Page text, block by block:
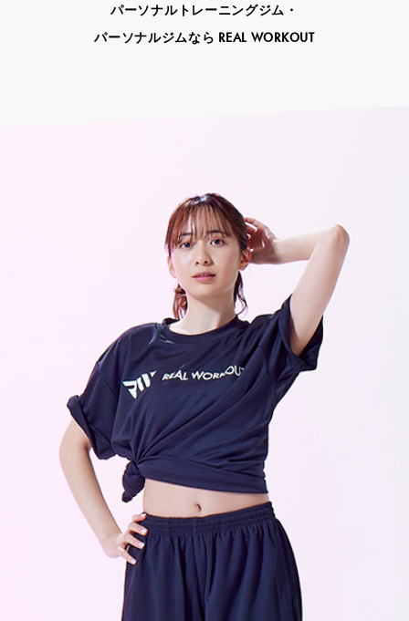
パーソナルトレーニングジム・
パーソナルジムなら REAL WORKOUT